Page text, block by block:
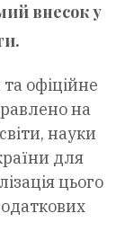
внесок у
офіційне
на
науки
для
цього